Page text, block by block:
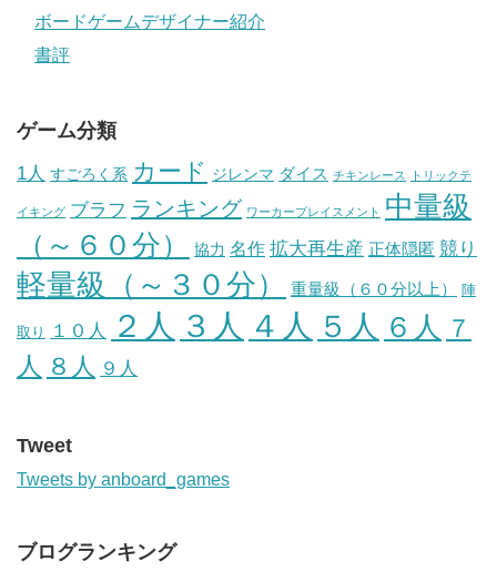
ボードゲームデザイナー紹介
書評
ゲーム分類
1人 すごろく系 カード ジレンマ ダイス チキンレース トリックテ
イキング ブラフ ランキング ワーカープレイスメント 中量級
（～６０分）
協力 名作 拡大再生産 正体隠匿 競り
軽量級（～３０分） 重量級（６０分以上） 陣
取り １０人 ２人 ３人 ４人 ５人 ６人 ７
人 ８人 ９人
Tweet
Tweets by anboard_games
ブログランキング